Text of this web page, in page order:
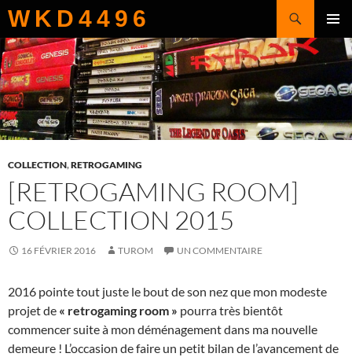
WKD4496
Recherche
MENU
AU
CONTENU
COLLECTION,RETROGAMING
[RETROGAMING ROOM]
COLLECTION 2015
16 FÉVRIER 2016 TUROM UN COMMENTAIRE
2016 pointe tout juste le bout de son nez que mon modeste
projet de « retrogaming room » pourra très bientôt
commencer suite à mon déménagement dans ma nouvelle
demeure ! L’occasion de faire un petit bilan de l’avancement de